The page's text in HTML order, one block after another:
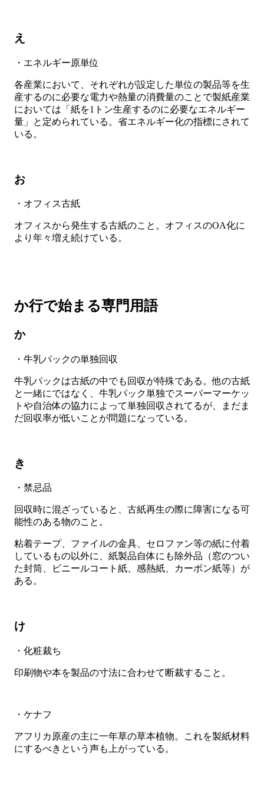
え
・エネルギー原単位
各産業において、それぞれが設定した単位の製品等を生
産するのに必要な電力や熱量の消費量のことで製紙産業
においては「紙を1トン生産するのに必要なエネルギー
量」と定められている。省エネルギー化の指標にされて
いる。
お
・オフィス古紙
オフィスから発生する古紙のこと。オフィスのOA化に
より年々増え続けている。
か行で始まる専門用語
か
・牛乳パックの単独回収
牛乳パックは古紙の中でも回収が特殊である。他の古紙
と一緒にではなく、牛乳パック単独でスーパーマーケッ
トや自治体の協力によって単独回収されてるが、まだま
だ回収率が低いことが問題になっている。
き
・禁忌品
回収時に混ざっていると、古紙再生の際に障害になる可
能性のある物のこと。
粘着テープ、ファイルの金具、セロファン等の紙に付着
しているもの以外に、紙製品自体にも除外品（窓のつい
た封筒、ビニールコート紙、感熱紙、カーボン紙等）が
ある。
け
・化粧裁ち
印刷物や本を製品の寸法に合わせて断裁すること。
・ケナフ
アフリカ原産の主に一年草の草本植物。これを製紙材料
にするべきという声も上がっている。